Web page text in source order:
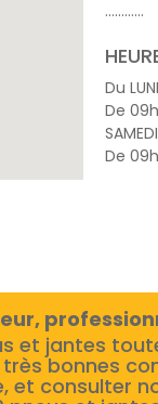
…………
Du
De
SAMEDI
De
et jantes
bonnes
et consulter